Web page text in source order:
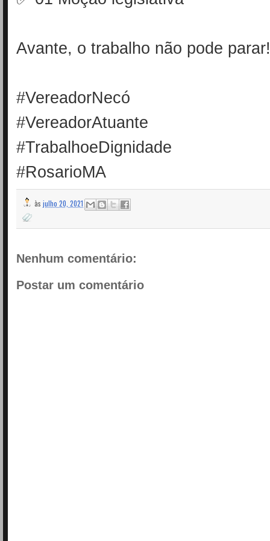
Avante, o trabalho não pode
#VereadorNecó
#VereadorAtuante
#TrabalhoeDignidade
#RosarioMA
às julho 20, 2021
Nenhum comentário:
Postar um comentário